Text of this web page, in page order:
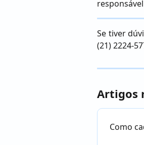
Se tiver
(21) 2224-
Artigos
Como